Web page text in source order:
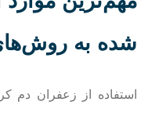
شده به روش‌های
استفاده از زعفران دم